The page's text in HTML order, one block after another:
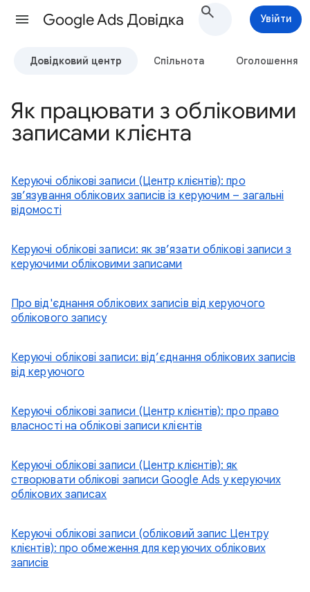
Google Ads Довідка Увійти
Довідковий центр Спільнота Оголошення
Як працювати з обліковими
записами клієнта
Керуючі облікові записи (Центр клієнтів): про
зв’язування облікових записів із керуючим – загальні
відомості
Керуючі облікові записи: як зв’язати облікові записи з
керуючими обліковими записами
Про від'єднання облікових записів від керуючого
облікового запису
Керуючі облікові записи: від’єднання облікових записів
від керуючого
Керуючі облікові записи (Центр клієнтів): про право
власності на облікові записи клієнтів
Керуючі облікові записи (Центр клієнтів): як
створювати облікові записи Google Ads у керуючих
облікових записах
Керуючі облікові записи (обліковий запис Центру
клієнтів): про обмеження для керуючих облікових
записів